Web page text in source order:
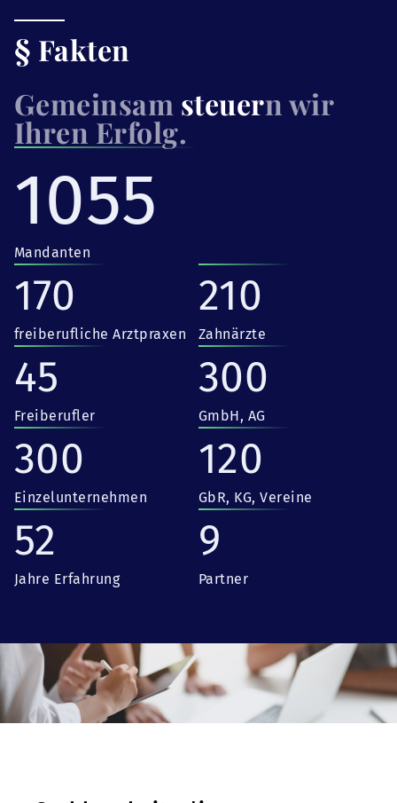
§ Fakten
Gemeinsam steuern wir
Ihren Erfolg.
1055
Mandanten
170
freiberufliche Arztpraxen
210
Zahnärzte
45
Freiberufler
300
GmbH, AG
300
Einzelunternehmen
120
GbR, KG, Vereine
52
Jahre Erfahrung
9
Partner